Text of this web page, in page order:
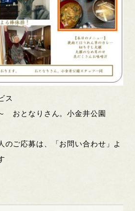
ス
おとなりさん。小金井公園
のご応募は、「お問い合わせ」よ